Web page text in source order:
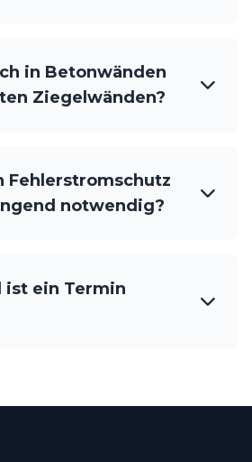
in Betonwänden
Ziegelwänden?
Fehlerstromschutz
notwendig?
ist ein Termin